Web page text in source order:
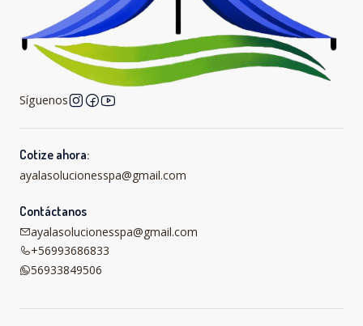
Síguenos
Cotize ahora:
ayalasolucionesspa@gmail.com
Contáctanos
ayalasolucionesspa@gmail.com
+56993686833
56933849506